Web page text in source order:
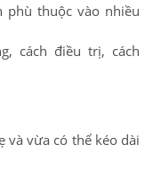
thuộc vào nhiều
cách điều trị, cách
và vừa có thể kéo dài